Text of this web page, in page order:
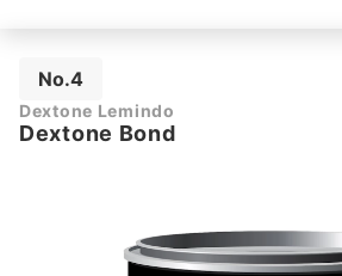
No.4
Dextone Lemindo
Dextone Bond